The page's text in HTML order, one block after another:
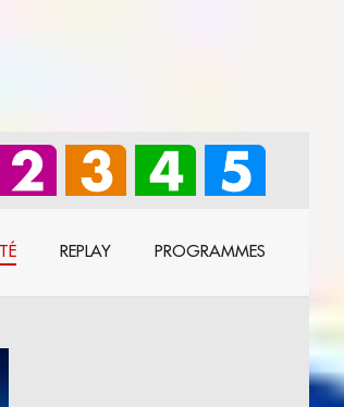
REPLAY PROGRAMMES